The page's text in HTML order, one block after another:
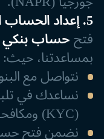
5. إعداد الحساب البنكي—بسرعة وكفاءة
فتححساب بنكي
بمساعدتنا، حيث:
نتواصل مع
نساعدك في
(KYC) ومكافحة غسيل الأموال (AML).
نضمن فتح